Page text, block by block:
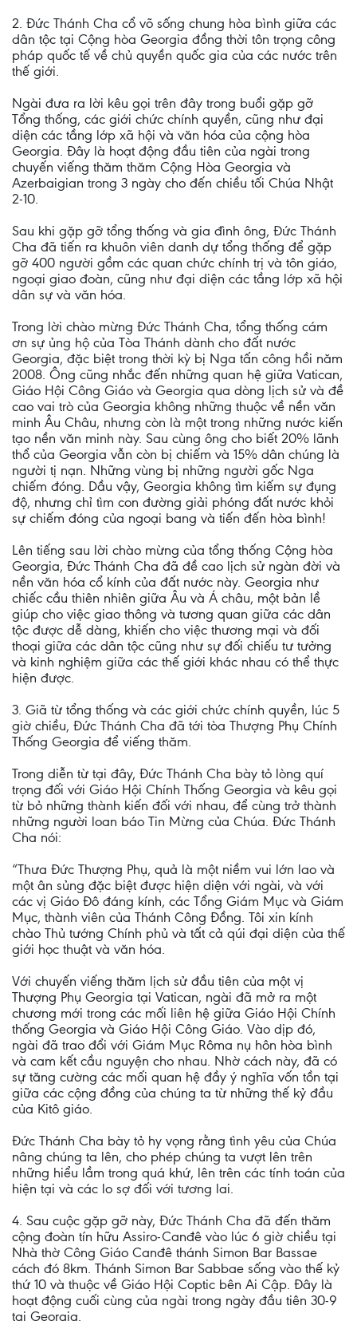
2. Đức Thánh Cha cổ võ sống chung hòa bình giữa các
dân tộc tại Cộng hòa Georgia đồng thời tôn trọng công
pháp quốc tế về chủ quyền quốc gia của các nước trên
thế giới.
Ngài đưa ra lời kêu gọi trên đây trong buổi gặp gỡ
Tổng thống, các giới chức chính quyền, cũng như đại
diện các tầng lớp xã hội và văn hóa của cộng hòa
Georgia. Đây là hoạt động đầu tiên của ngài trong
chuyến viếng thăm thăm Cộng Hòa Georgia và
Azerbaigian trong 3 ngày cho đến chiều tối Chúa Nhật
2-10.
Sau khi gặp gỡ tổng thống và gia đình ông, Đức Thánh
Cha đã tiến ra khuôn viên danh dự tổng thống để gặp
gỡ 400 người gồm các quan chức chính trị và tôn giáo,
ngoại giao đoàn, cũng như đại diện các tầng lớp xã hội
dân sự và văn hóa.
Trong lời chào mừng Đức Thánh Cha, tổng thống cám
ơn sự ủng hộ của Tòa Thánh dành cho đất nước
Georgia, đặc biệt trong thời kỳ bị Nga tấn công hồi năm
2008. Ông cũng nhắc đến những quan hệ giữa Vatican,
Giáo Hội Công Giáo và Georgia qua dòng lịch sử và đề
cao vai trò của Georgia không những thuộc về nền văn
minh Âu Châu, nhưng còn là một trong những nước kiến
tạo nền văn minh này. Sau cùng ông cho biết 20% lãnh
thổ của Georgia vẫn còn bị chiếm và 15% dân chúng là
người tị nạn. Những vùng bị những người gốc Nga
chiếm đóng. Dầu vậy, Georgia không tìm kiếm sự đụng
độ, nhưng chỉ tìm con đường giải phóng đất nước khỏi
sự chiếm đóng của ngoại bang và tiến đến hòa bình!
Lên tiếng sau lời chào mừng của tổng thống Cộng hòa
Georgia, Đức Thánh Cha đã đề cao lịch sử ngàn đời và
nền văn hóa cổ kính của đất nước này. Georgia như
chiếc cầu thiên nhiên giữa Âu và Á châu, một bản lề
giúp cho việc giao thông và tương quan giữa các dân
tộc được dễ dàng, khiến cho việc thương mại và đối
thoại giữa các dân tộc cũng như sự đối chiếu tư tưởng
và kinh nghiệm giữa các thế giới khác nhau có thể thực
hiện được.
3. Giã từ tổng thống và các giới chức chính quyền, lúc 5
giờ chiều, Đức Thánh Cha đã tới tòa Thượng Phụ Chính
Thống Georgia để viếng thăm.
Trong diễn từ tại đây, Đức Thánh Cha bày tỏ lòng quí
trọng đối với Giáo Hội Chính Thống Georgia và kêu gọi
từ bỏ những thành kiến đối với nhau, để cùng trở thành
những người loan báo Tin Mừng của Chúa. Đức Thánh
Cha nói:
“Thưa Đức Thượng Phụ, quả là một niềm vui lớn lao và
một ân sủng đặc biệt được hiện diện với ngài, và với
các vị Giáo Đô đáng kính, các Tổng Giám Mục và Giám
Mục, thành viên của Thánh Công Đồng. Tôi xin kính
chào Thủ tướng Chính phủ và tất cả qúi đại diện của thế
giới học thuật và văn hóa.
Với chuyến viếng thăm lịch sử đầu tiên của một vị
Thượng Phụ Georgia tại Vatican, ngài đã mở ra một
chương mới trong các mối liên hệ giữa Giáo Hội Chính
thống Georgia và Giáo Hội Công Giáo. Vào dịp đó,
ngài đã trao đổi với Giám Mục Rôma nụ hôn hòa bình
và cam kết cầu nguyện cho nhau. Nhờ cách này, đã có
sự tăng cường các mối quan hệ đầy ý nghĩa vốn tồn tại
giữa các cộng đồng của chúng ta từ những thế kỷ đầu
của Kitô giáo.
Đức Thánh Cha bày tỏ hy vọng rằng tình yêu của Chúa
nâng chúng ta lên, cho phép chúng ta vượt lên trên
những hiểu lầm trong quá khứ, lên trên các tính toán của
hiện tại và các lo sợ đối với tương lai.
4. Sau cuộc gặp gỡ này, Đức Thánh Cha đã đến thăm
cộng đoàn tín hữu Assiro-Canđê vào lúc 6 giờ chiều tại
Nhà thờ Công Giáo Canđê thánh Simon Bar Bassae
cách đó 8km. Thánh Simon Bar Sabbae sống vào thế kỷ
thứ 10 và thuộc về Giáo Hội Coptic bên Ai Cập. Đây là
hoạt động cuối cùng của ngài trong ngày đầu tiên 30-9
tại Georgia.